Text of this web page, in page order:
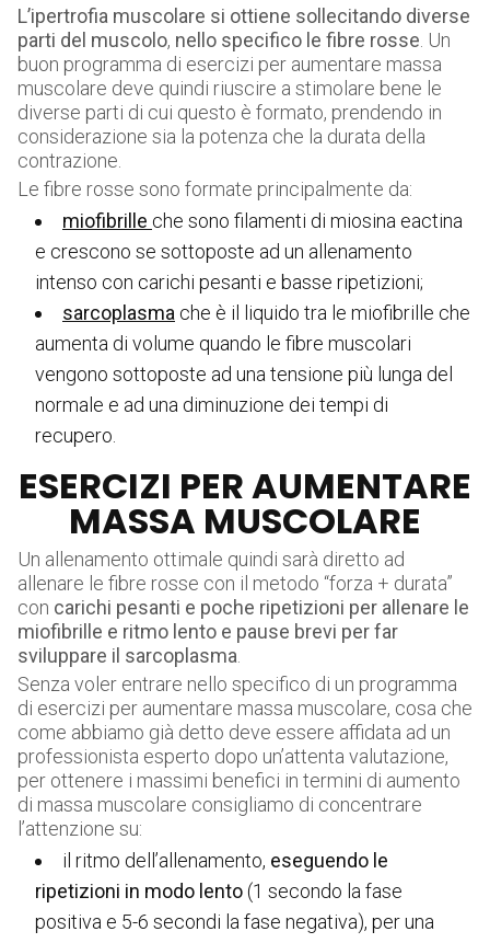
L’ipertrofia muscolare si ottiene sollecitando diverse
parti del muscolo, nello specifico le fibre rosse . Un
buon programma di esercizi per aumentare massa
muscolare deve quindi riuscire a stimolare bene le
diverse parti di cui questo è formato, prendendo in
considerazione sia la potenza che la durata della
contrazione.
Le fibre rosse sono formate principalmente da:
miofibrille che sono filamenti di miosina eactina
e crescono se sottoposte ad un allenamento
intenso con carichi pesanti e basse ripetizioni;
sarcoplasma che è il liquido tra le miofibrille che
aumenta di volume quando le fibre muscolari
vengono sottoposte ad una tensione più lunga del
normale e ad una diminuzione dei tempi di
recupero.
ESERCIZI PER AUMENTARE
MASSA MUSCOLARE
Un allenamento ottimale quindi sarà diretto ad
allenare le fibre rosse con il metodo “forza + durata”
con carichi pesanti e poche ripetizioni per allenare le
miofibrille e ritmo lento e pause brevi per far
sviluppare il sarcoplasma
Senza voler entrare nello specifico di un programma
di esercizi per aumentare massa muscolare, cosa che
come abbiamo già detto deve essere affidata ad un
professionista esperto dopo un’attenta valutazione,
per ottenere i massimi benefici in termini di aumento
di massa muscolare consigliamo di concentrare
l’attenzione su:
il ritmo dell’allenamento, eseguendo le
ripetizioni in modo lento(1 secondo la fase
positiva e 5-6 secondi la fase negativa), per una